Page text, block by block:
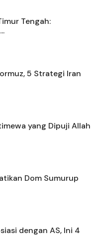
Tengah:
5 Strategi Iran
yang Dipuji Allah
Dom Sumurup
dengan AS, Ini 4